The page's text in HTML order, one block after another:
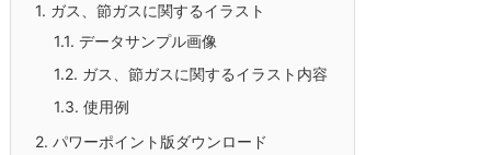
1. ガス、節ガスに関するイラスト
1.1. データサンプル画像
1.2. ガス、節ガスに関するイラスト内容
1.3. 使用例
2. パワーポイント版ダウンロード